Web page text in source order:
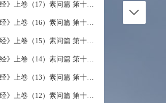
上卷（17）素问篇 第十七篇 脉要精微论
上卷（16）素问篇 第十六篇 诊要经终论
上卷（15）素问篇 第十五篇 玉版论要
上卷（14）素问篇 第十四篇 汤液醪醴论
上卷（13）素问篇 第十三篇 移精变气论
上卷（12）素问篇 第十二篇 异法方宜论